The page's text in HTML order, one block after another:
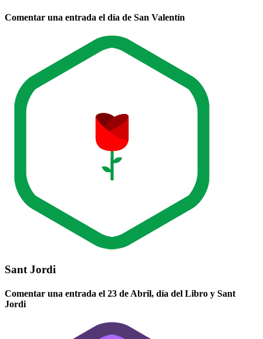
Comentar una entrada el día de San Valentín
Sant Jordi
Comentar una entrada el 23 de Abril, día del Libro y Sant
Jordi